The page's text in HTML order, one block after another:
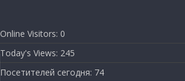
Online Visitors: 0
Today's Views: 245
Посетителей сегодня: 74